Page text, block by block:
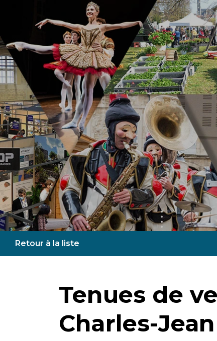
Retour à la liste
Tenues de
Charles-